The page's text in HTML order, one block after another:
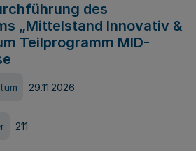
des
„Mittelstand Innovativ &
Teilprogramm MID-
29.11.2026
211